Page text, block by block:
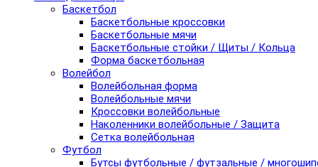
Баскетбол
Баскетбольные кроссовки
Баскетбольные мячи
Баскетбольные стойки / Щиты / Кольца
Форма баскетбольная
Волейбол
Волейбольная форма
Волейбольные мячи
Кроссовки волейбольные
Наколенники волейбольные / Защита
Сетка волейбольная
Футбол
Бутсы футбольные / футзальные /